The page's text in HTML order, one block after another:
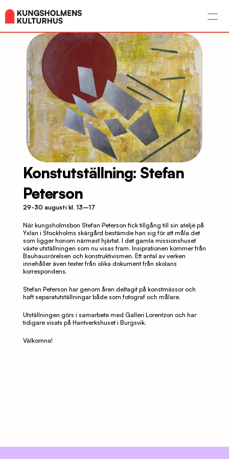
Konstutställning: Stefan
Peterson
29-30 augusti kl. 13–17
När kungsholmsbon Stefan Peterson fick tillgång till sin ateljé på
Yxlan i Stockholms skärgård bestämde han sig för att måla det
som ligger honom närmast hjärtat. I det gamla missionshuset
växte utställningen som nu visas fram. Insiprationen kommer från
Bauhausrörelsen och konstruktivismen. Ett antal av verken
innehåller även texter från olika dokument från skolans
korrespondens.
Stefan Peterson har genom åren deltagit på konstmässor och
haft separatutställningar både som fotograf och målare.
Utställningen görs i samarbete med Galleri Lorentzon och har
tidigare visats på Hantverkshuset i Burgsvik.
Välkomna!